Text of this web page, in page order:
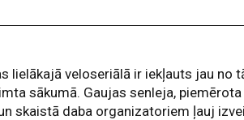
lielākajā veloseriālā ir iekļauts jau no
sākumā. Gaujas senleja, piemērota
skaistā daba organizatoriem ļauj